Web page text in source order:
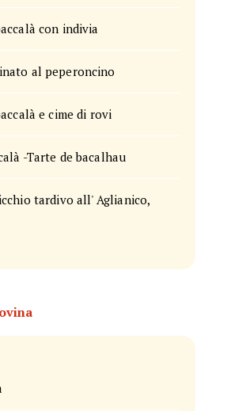
con indivia
al peperoncino
e cime di rovi
-Tarte de bacalhau
tardivo all' Aglianico,